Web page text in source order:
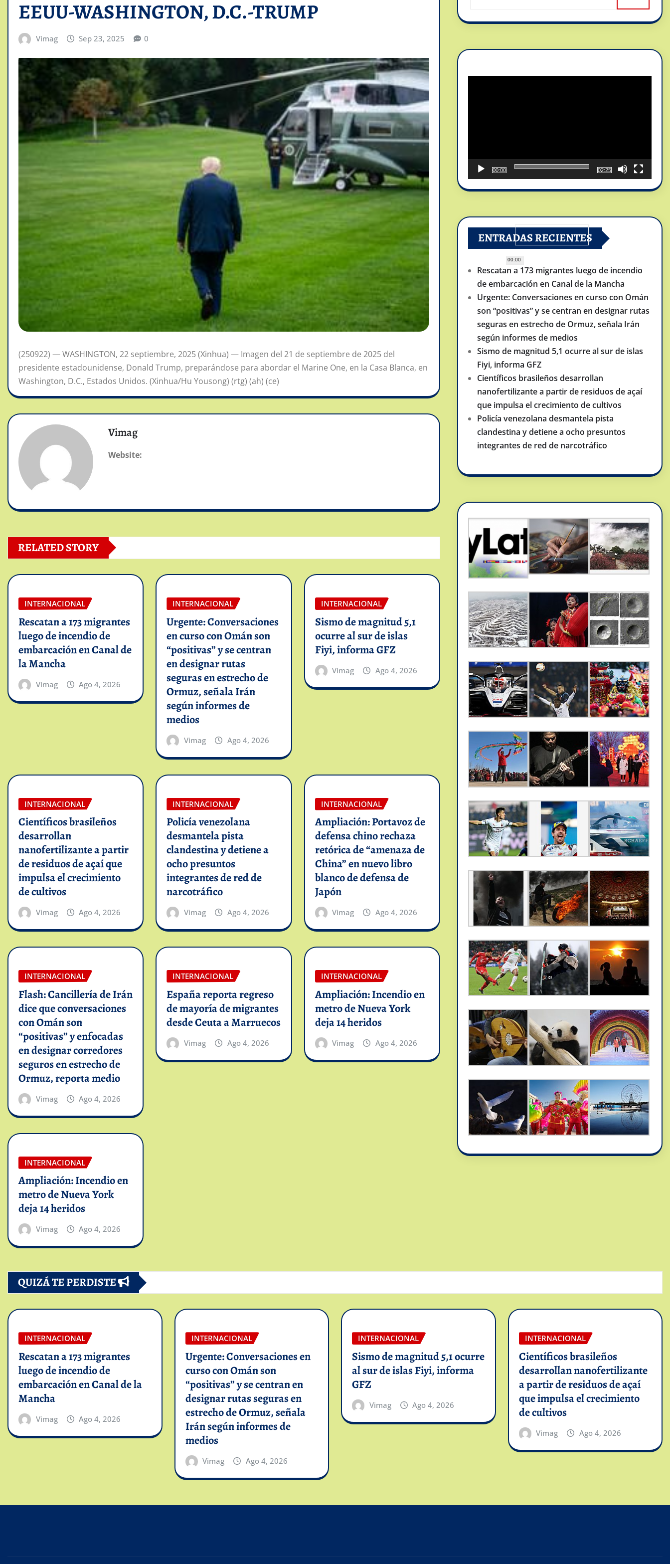
EEUU-WASHINGTON, D.C.-TRUMP
Vimag Sep 23, 2025 0
(250922) — WASHINGTON, 22 septiembre, 2025 (Xinhua) — Imagen del 21 de septiembre de 2025 del
presidente estadounidense, Donald Trump, preparándose para abordar el Marine One, en la Casa Blanca, en
Washington, D.C., Estados Unidos. (Xinhua/Hu Yousong) (rtg) (ah) (ce)
Vimag
Website:
RELATED STORY
INTERNACIONAL
Rescatan a 173 migrantes
luego de incendio de
embarcación en Canal de
la Mancha
Vimag Ago 4, 2026
INTERNACIONAL
Urgente: Conversaciones
en curso con Omán son
“positivas” y se centran
en designar rutas
seguras en estrecho de
Ormuz, señala Irán
según informes de
medios
Vimag Ago 4, 2026
INTERNACIONAL
Sismo de magnitud 5,1
ocurre al sur de islas
Fiyi, informa GFZ
Vimag Ago 4, 2026
INTERNACIONAL
Científicos brasileños
desarrollan
nanofertilizante a partir
de residuos de açaí que
impulsa el crecimiento
de cultivos
Vimag Ago 4, 2026
INTERNACIONAL
Policía venezolana
desmantela pista
clandestina y detiene a
ocho presuntos
integrantes de red de
narcotráfico
Vimag Ago 4, 2026
INTERNACIONAL
Ampliación: Portavoz de
defensa chino rechaza
retórica de “amenaza de
China” en nuevo libro
blanco de defensa de
Japón
Vimag Ago 4, 2026
INTERNACIONAL
Flash: Cancillería de Irán
dice que conversaciones
con Omán son
“positivas” y enfocadas
en designar corredores
seguros en estrecho de
Ormuz, reporta medio
Vimag Ago 4, 2026
INTERNACIONAL
España reporta regreso
de mayoría de migrantes
desde Ceuta a Marruecos
Vimag Ago 4, 2026
INTERNACIONAL
Ampliación: Incendio en
metro de Nueva York
deja 14 heridos
Vimag Ago 4, 2026
INTERNACIONAL
Ampliación: Incendio en
metro de Nueva York
deja 14 heridos
Vimag Ago 4, 2026
00:00
00:00
02:25
ENTRADAS RECIENTES
Rescatan a 173 migrantes luego de incendio
de embarcación en Canal de la Mancha
Urgente: Conversaciones en curso con Omán
son “positivas” y se centran en designar rutas
seguras en estrecho de Ormuz, señala Irán
según informes de medios
Sismo de magnitud 5,1 ocurre al sur de islas
Fiyi, informa GFZ
Científicos brasileños desarrollan
nanofertilizante a partir de residuos de açaí
que impulsa el crecimiento de cultivos
Policía venezolana desmantela pista
clandestina y detiene a ocho presuntos
integrantes de red de narcotráfico
QUIZÁ TE PERDISTE
INTERNACIONAL
Rescatan a 173 migrantes
luego de incendio de
embarcación en Canal de la
Mancha
Vimag Ago 4, 2026
INTERNACIONAL
Urgente: Conversaciones en
curso con Omán son
“positivas” y se centran en
designar rutas seguras en
estrecho de Ormuz, señala
Irán según informes de
medios
Vimag Ago 4, 2026
INTERNACIONAL
Sismo de magnitud 5,1 ocurre
al sur de islas Fiyi, informa
GFZ
Vimag Ago 4, 2026
INTERNACIONAL
Científicos brasileños
desarrollan nanofertilizante
a partir de residuos de açaí
que impulsa el crecimiento
de cultivos
Vimag Ago 4, 2026